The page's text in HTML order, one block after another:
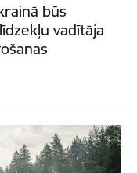
būs
vadītāja